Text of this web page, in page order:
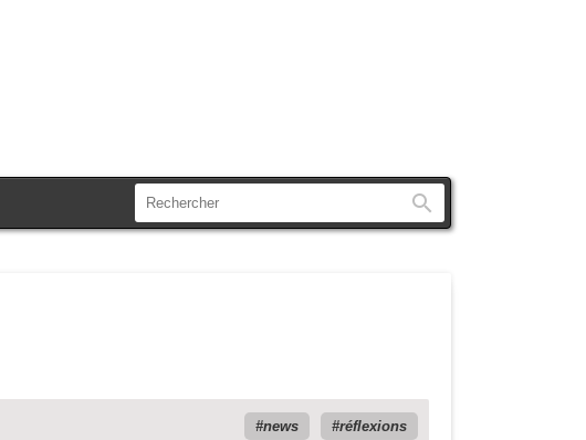
news réflexions